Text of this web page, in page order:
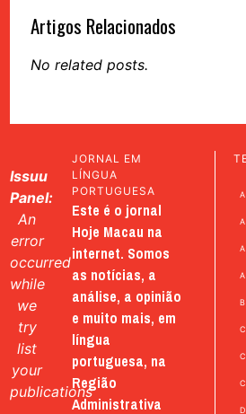
Artigos Relacionados
No related posts.
Issuu
Panel:
An
error
occurred
while
we
try
list
your
publications
JORNAL EM
LÍNGUA
PORTUGUESA
Este é o jornal
Hoje Macau na
internet. Somos
as notícias, a
análise, a opinião
e muito mais, em
língua
portuguesa, na
Região
Administrativa